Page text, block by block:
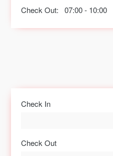
Check Out:
07:00 - 10:00
Check In
Check Out